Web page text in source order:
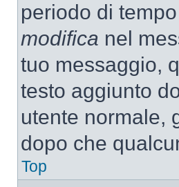
periodo di
modifica nel
tuo messaggio,
testo aggiunto
utente normale,
dopo che
Top